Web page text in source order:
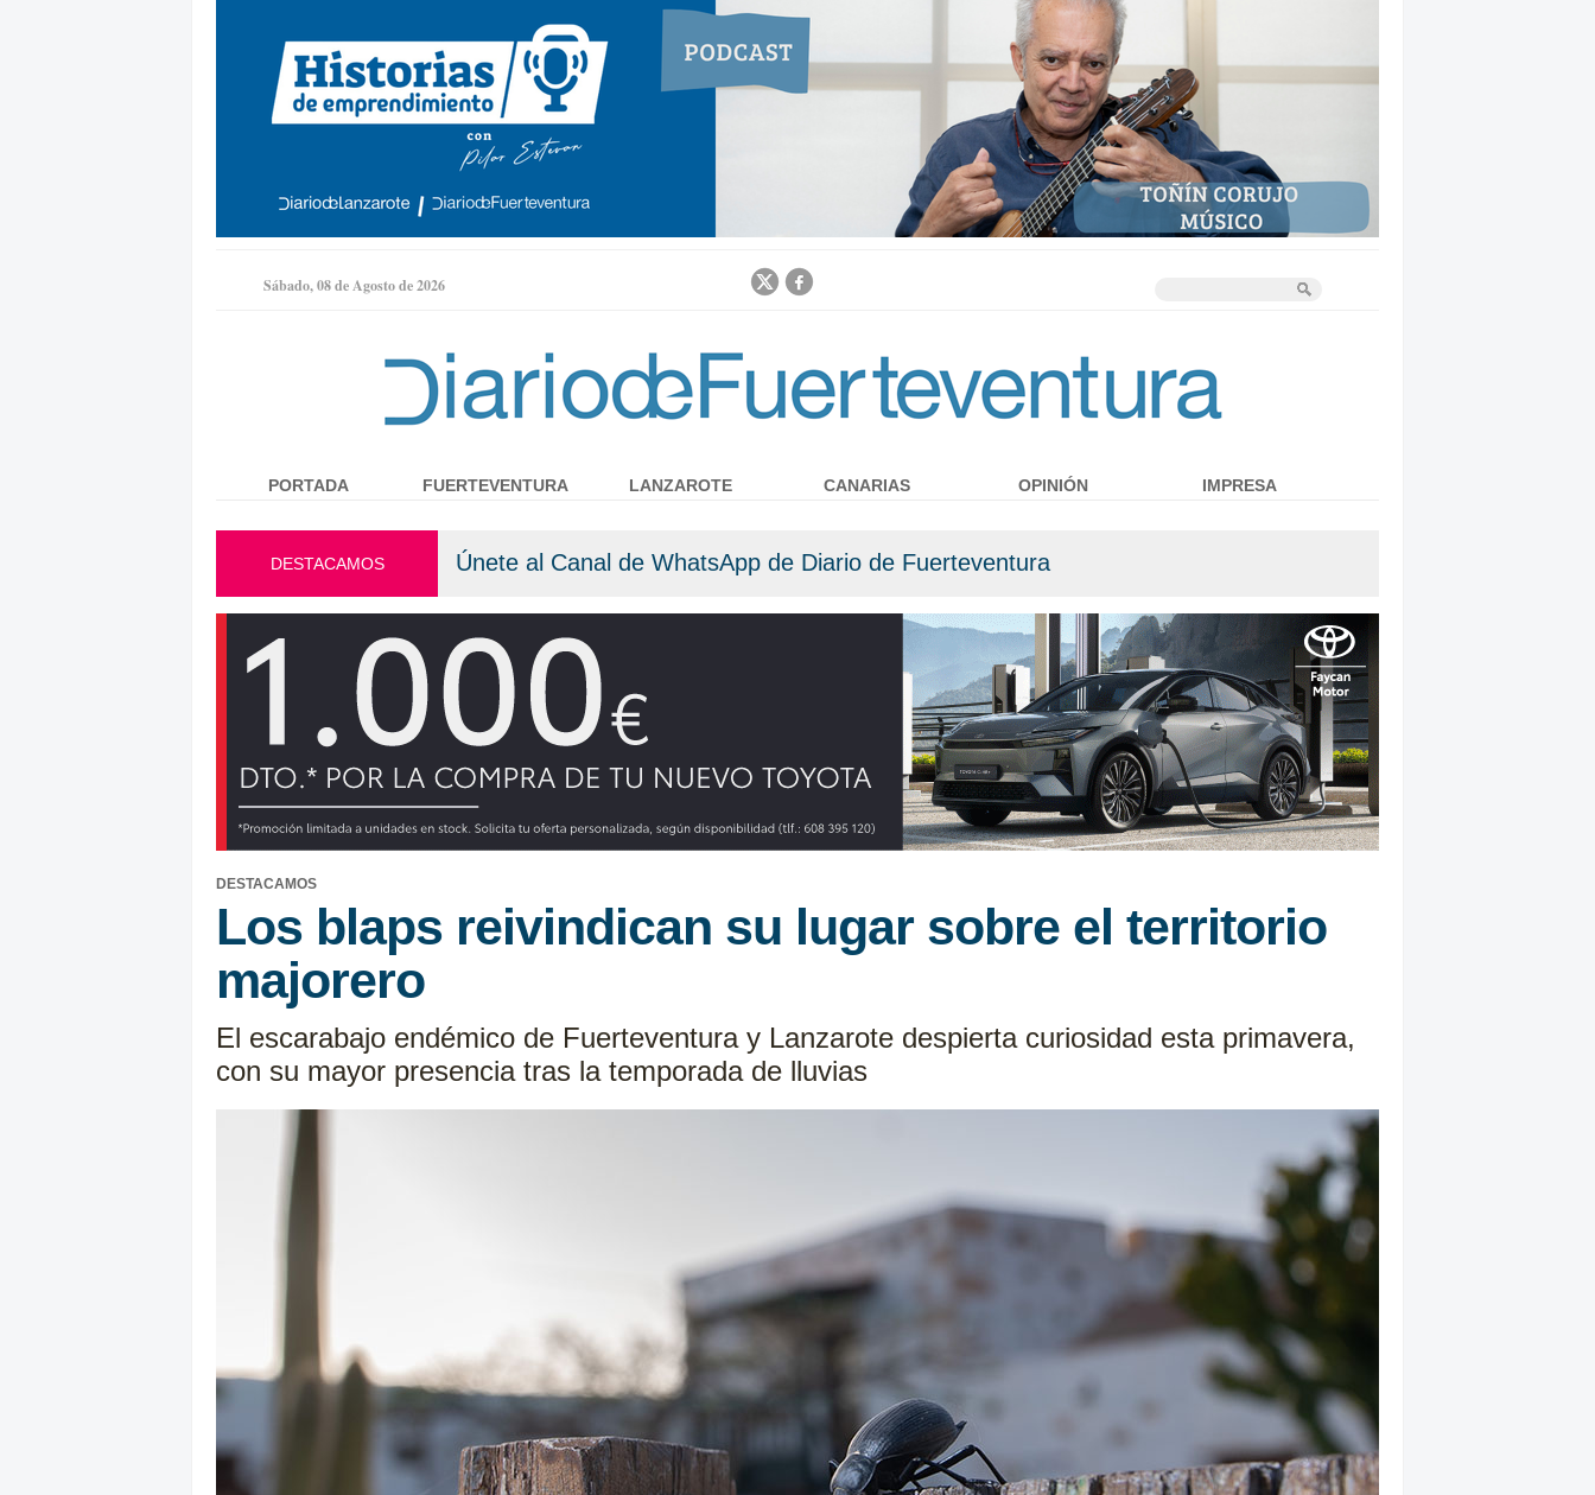
Jump to navigation
Sábado, 08 de Agosto de 2026
DESTACAMOS Únete al Canal de WhatsApp de Diario de Fuerteventura
DESTACAMOS
Los blaps reivindican su lugar sobre el territorio
majorero
El escarabajo endémico de Fuerteventura y Lanzarote despierta curiosidad esta primavera,
con su mayor presencia tras la temporada de lluvias
PORTADA FUERTEVENTURA LANZAROTE CANARIAS OPINIÓN IMPRESA